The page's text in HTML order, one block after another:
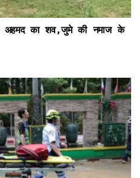
अहमद का शव,जुमे की नमाज के